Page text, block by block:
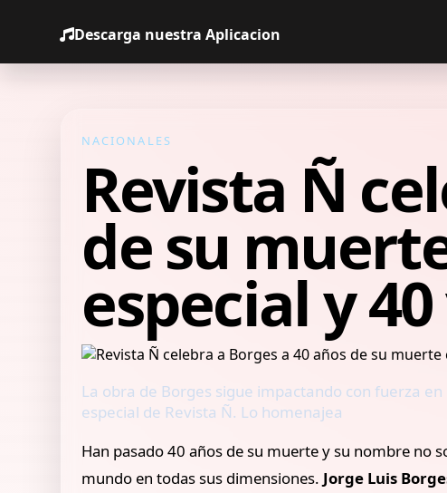
Descarga nuestra Aplicacion
NACIONALES
Revista Ñ
de su
especial y
La obra de Borges sigue impactando con fuerza
especial de Revista Ñ. Lo homenajea
Han pasado 40 años de su muerte y su nombre no
mundo en todas sus dimensiones. Jorge Luis